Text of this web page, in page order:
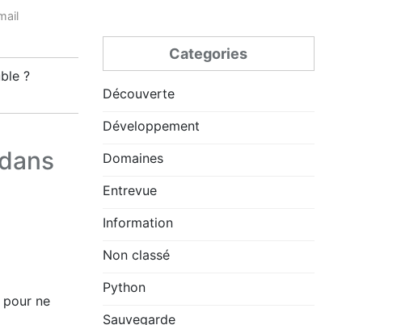
?
pour ne
Categories
Découverte
Développement
Domaines
Entrevue
Information
Non classé
Python
Sauvegarde